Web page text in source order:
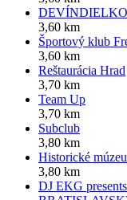
3,60 km
Športový klub
3,60 km
Reštaurácia Hrad
3,70 km
Team Up
3,70 km
Subclub
3,80 km
Historické
3,80 km
DJ EKG